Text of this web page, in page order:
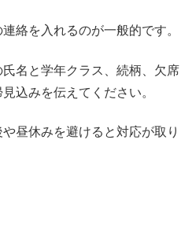
絡を入れるのが一般的です。
名と学年クラス、続柄、欠席
込みを伝えてください。
昼休みを避けると対応が取り